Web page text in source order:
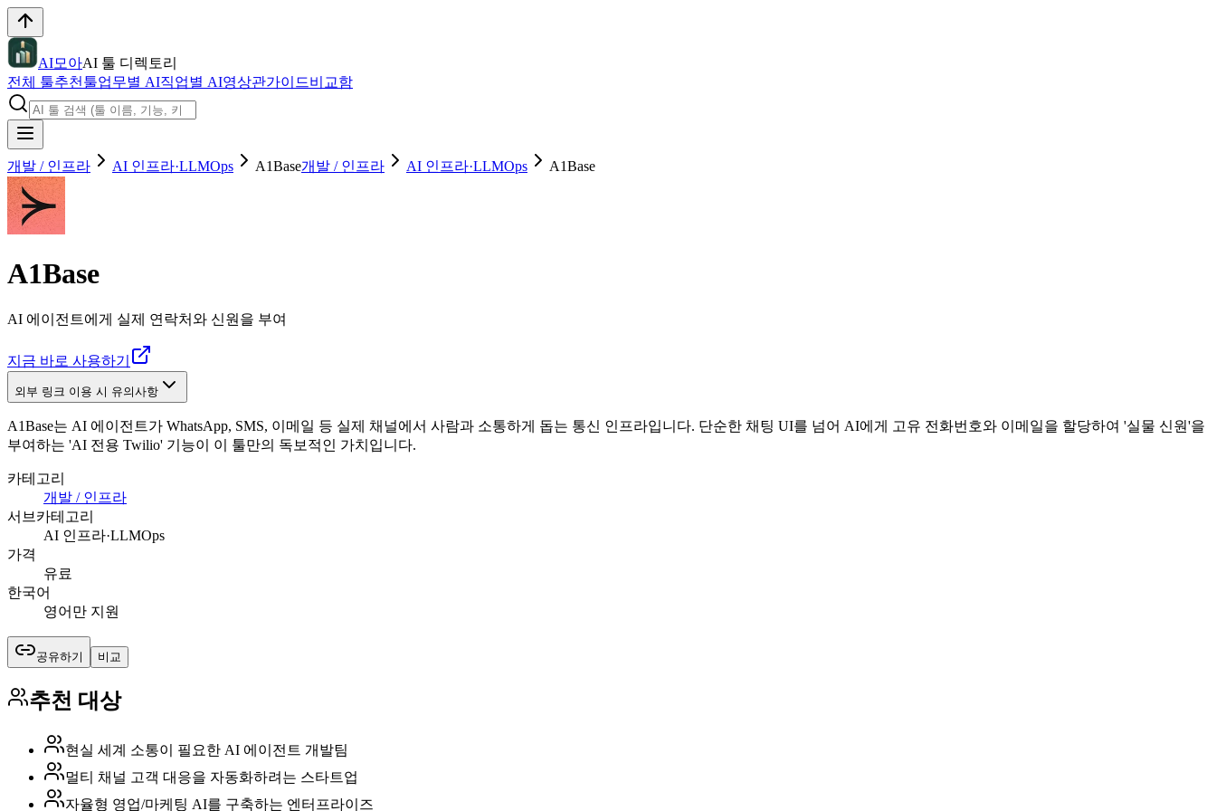
AI모아AI 툴 디렉토리
전체 툴추천툴업무별 AI직업별 AI영상관가이드비교함
개발 / 인프라 AI 인프라·LLMOps A1Base개발 / 인프라 AI 인프라·LLMOps A1Base
A1Base
AI 에이전트에게 실제 연락처와 신원을 부여
지금 바로 사용하기
외부 링크 이용 시 유의사항
A1Base는 AI 에이전트가 WhatsApp, SMS, 이메일 등 실제 채널에서 사람과 소통하게 돕는 통신 인프라입니다. 단순한 채팅 UI를 넘어 AI에게 고유 전화번호와 이메일을 할당하여 '실물 신원'을
부여하는 'AI 전용 Twilio' 기능이 이 툴만의 독보적인 가치입니다.
카테고리
개발 / 인프라
서브카테고리
AI 인프라·LLMOps
가격
유료
한국어
영어만 지원
공유하기 비교
추천 대상
현실 세계 소통이 필요한 AI 에이전트 개발팀
멀티 채널 고객 대응을 자동화하려는 스타트업
자율형 영업/마케팅 AI를 구축하는 엔터프라이즈